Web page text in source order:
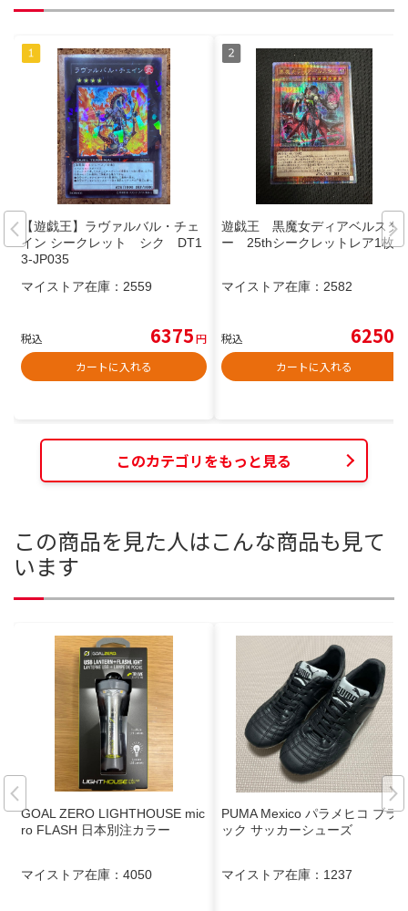
【遊戯王】ラヴァルバル・チェ
イン シークレット シク DT1
3-JP035
マイストア在庫： 2559
税込 6375円
カートに入れる
遊戯王 黒魔女ディアベルスタ
ー 25thシークレットレア1枚
マイストア在庫： 2582
税込 6250
カートに入れる
このカテゴリをもっと見る
この商品を見た人はこんな商品も見て
います
GOAL ZERO LIGHTHOUSE mic
ro FLASH 日本別注カラー
マイストア在庫： 4050
PUMA Mexico パラメヒコ ブラ
ック サッカーシューズ
マイストア在庫： 1237